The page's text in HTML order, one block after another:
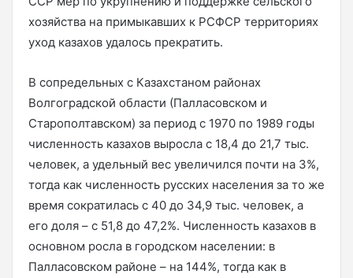
хозяйства на примыкавших к РСФСР территориях
уход казахов удалось прекратить.
В сопредельных с Казахстаном районах
Волгоградской области (Палласовском и
Старополтавском) за период с 1970 по 1989 годы
численность казахов выросла с 18,4 до 21,7 тыс.
человек, а удельный вес увеличился почти на 3%,
тогда как численность русских населения за то же
время сократилась с 40 до 34,9 тыс. человек, а
его доля – с 51,8 до 47,2%. Численность казахов в
основном росла в городском населении: в
Палласовском районе – на 144%, тогда как в